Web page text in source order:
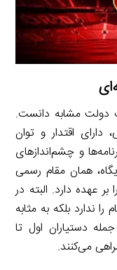
دولت مشابه دانست.
دارای اقتدار و توان
و چشم‌اندازهای
همان مقام رسمی
عهده دارد. البته در
ندارد بلکه به مثابه
دستیاران اول تا
می‌کنند.